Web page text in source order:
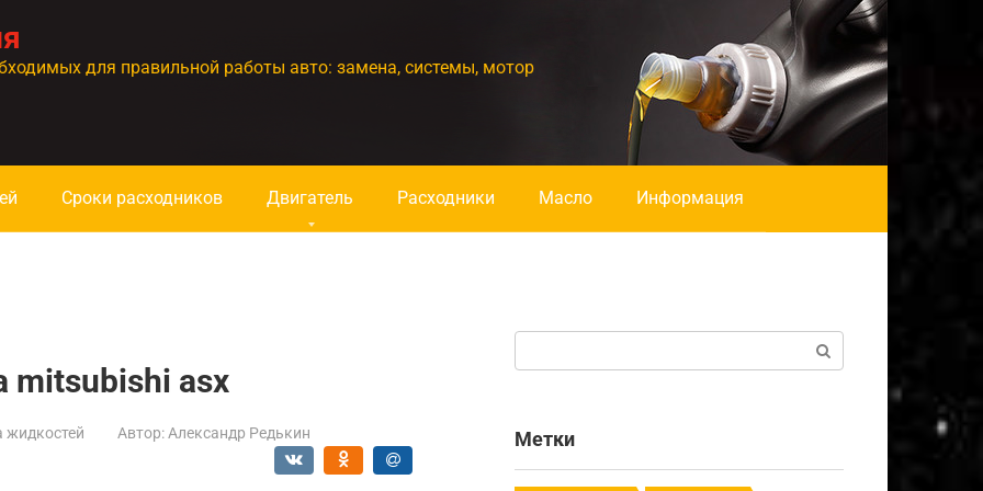
для правильной работы авто: замена, системы, мотор
Сроки расходников Двигатель Расходники Масло Информация
mitsubishi asx
жидкостей Автор: Александр Редькин Метки